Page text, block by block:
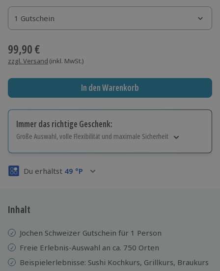
1 Gutschein
1 Gutschein
1 Gutschein
99,90 €
zzgl. Versand (inkl. MwSt.)
In den Warenkorb
Immer das richtige Geschenk:
Große Auswahl, volle Flexibilität und maximale Sicherheit
Volle Flexibilität
3 Jahre gültig & verlängerbar.
Du erhältst 49 °P
Inhalt
Jochen Schweizer Gutschein für 1 Person
Freie Erlebnis-Auswahl an ca. 750 Orten
Beispielerlebnisse: Sushi Kochkurs, Grillkurs, Braukurs